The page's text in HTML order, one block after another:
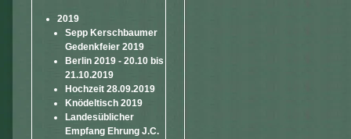
2019
Sepp Kerschbaumer
Gedenkfeier 2019
Berlin 2019 - 20.10 bis
21.10.2019
Hochzeit 28.09.2019
Knödeltisch 2019
Landesüblicher
Empfang Ehrung J.C.